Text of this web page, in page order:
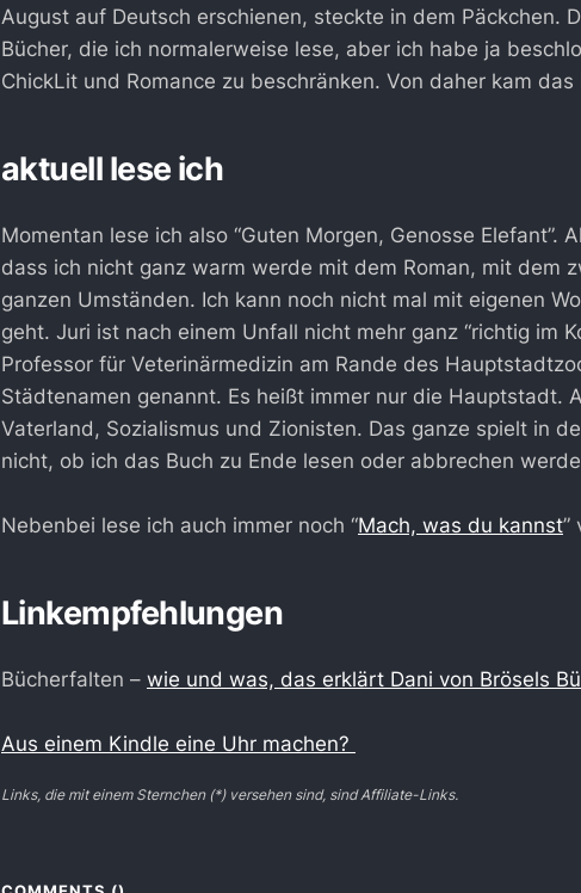
August auf Deutsch erschienen, steckte in dem Päckchen.
Bücher, die ich normalerweise lese, aber ich habe ja
ChickLit und Romance zu beschränken. Von daher kam
aktuell lese ich
Momentan lese ich also “Guten Morgen, Genosse Elefant”.
dass ich nicht ganz warm werde mit dem Roman, mit dem
ganzen Umständen. Ich kann noch nicht mal mit eigenen
geht. Juri ist nach einem Unfall nicht mehr ganz “richtig im
Professor für Veterinärmedizin am Rande des
Städtenamen genannt. Es heißt immer nur die Hauptstadt.
Vaterland, Sozialismus und Zionisten. Das ganze spielt in
nicht, ob ich das Buch zu Ende lesen oder abbrechen
Nebenbei lese ich auch immer noch “Mach, was du kannst”
Linkempfehlungen
Bücherfalten – wie und was, das erklärt Dani von Brösels
Aus einem Kindle eine Uhr machen?
Links, die mit einem Sternchen (*) versehen sind, sind Affiliate-Links.